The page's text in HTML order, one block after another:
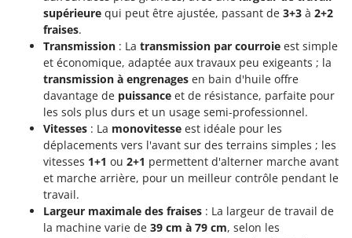
supérieure qui peut être ajustée, passant de 3+3 à 2+2
fraises.
Transmission : La transmission par courroie est simple
et économique, adaptée aux travaux peu exigeants ; la
transmission à engrenages en bain d'huile offre
davantage de puissance et de résistance, parfaite pour
les sols plus durs et un usage semi-professionnel.
Vitesses : La monovitesse est idéale pour les
déplacements vers l'avant sur des terrains simples ; les
vitesses 1+1 ou 2+1 permettent d'alterner marche avant
et marche arrière, pour un meilleur contrôle pendant le
travail.
Largeur maximale des fraises : La largeur de travail de
la machine varie de 39 cm à 79 cm, selon les